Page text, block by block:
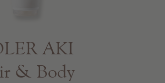
AKI
& Body